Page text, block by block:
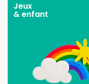
Jeux
& enfant